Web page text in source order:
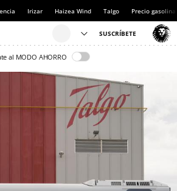
Irizar Haizea Wind Talgo Precio gasolina
al MODO AHORRO